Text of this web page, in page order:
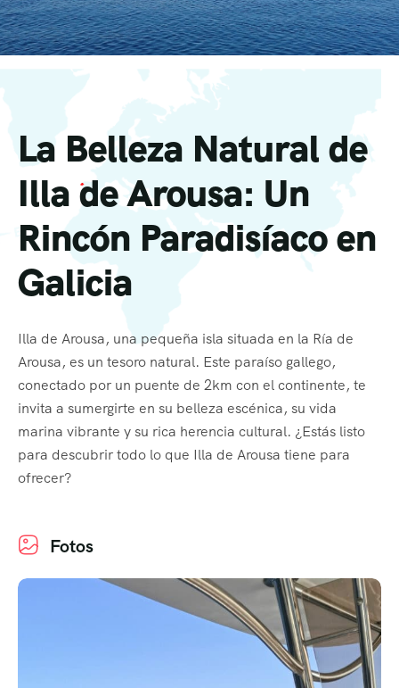
La Belleza Natural de
Illa de Arousa: Un
Rincón Paradisíaco en
Galicia
Illa de Arousa, una pequeña isla situada en la Ría de
Arousa, es un tesoro natural. Este paraíso gallego,
conectado por un puente de 2km con el continente, te
invita a sumergirte en su belleza escénica, su vida
marina vibrante y su rica herencia cultural. ¿Estás listo
para descubrir todo lo que Illa de Arousa tiene para
ofrecer?
Fotos